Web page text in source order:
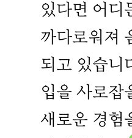
있다면 어디
까다로워져
되고 있습니
입을 사로잡
새로운 경험